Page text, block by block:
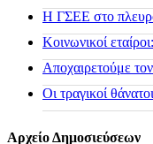
H ΓΣΕΕ στο
Κοινωνικοί
Αποχαιρετούμε
Οι τραγικοί
Αρχείο Δημοσιεύσεων